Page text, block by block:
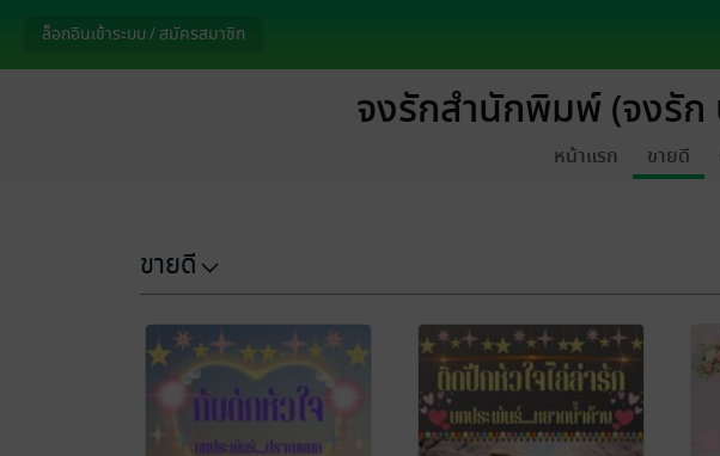
ล็อกอินเข้าระบบ / สมัครสมาชิก
จงรักสำนักพิมพ์ (จงรัก
หน้าแรก ขายดี
ขายดี